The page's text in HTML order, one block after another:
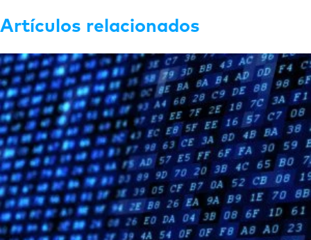
Artículos relacionados